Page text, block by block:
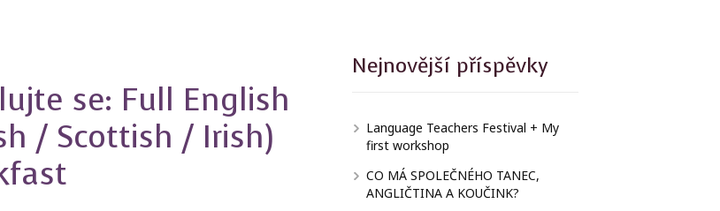
se: Full English
/ Scottish / Irish)
Nejnovější příspěvky
Language Teachers Festival + My
first workshop
CO MÁ SPOLEČNÉHO TANEC,
ANGLIČTINA A KOUČINK?